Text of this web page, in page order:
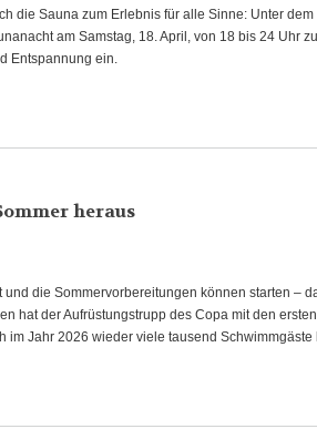
die Sauna zum Erlebnis für alle Sinne: Unter dem
am Samstag, 18. April, von 18 bis 24 Uhr
Entspannung ein.
heraus
die Sommervorbereitungen können starten –
hat der Aufrüstungstrupp des Copa mit den
im Jahr 2026 wieder viele tausend